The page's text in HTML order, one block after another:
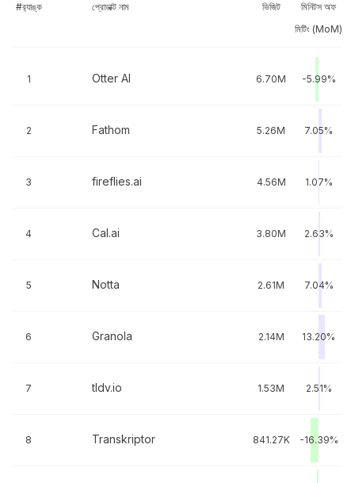
#র‍্যাঙ্ক প্রোডাক্ট নাম ভিজিট
মিনিটস অফ
মিটিং (MoM)
1 Otter AI 6.70M -5.99%
2 Fathom 5.26M 7.05%
3 fireflies.ai 4.56M 1.07%
4 Cal.ai 3.80M 2.63%
5 Notta 2.61M 7.04%
6 Granola 2.14M 13.20%
7 tldv.io 1.53M 2.51%
8 Transkriptor 841.27K -16.39%